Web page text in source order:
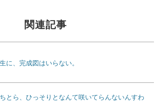
関連記事
に、完成図はいらない。
とら、ひっそりとなんて咲いてらんないんすわ